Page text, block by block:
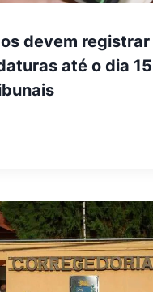
devem registrar
até o dia 15